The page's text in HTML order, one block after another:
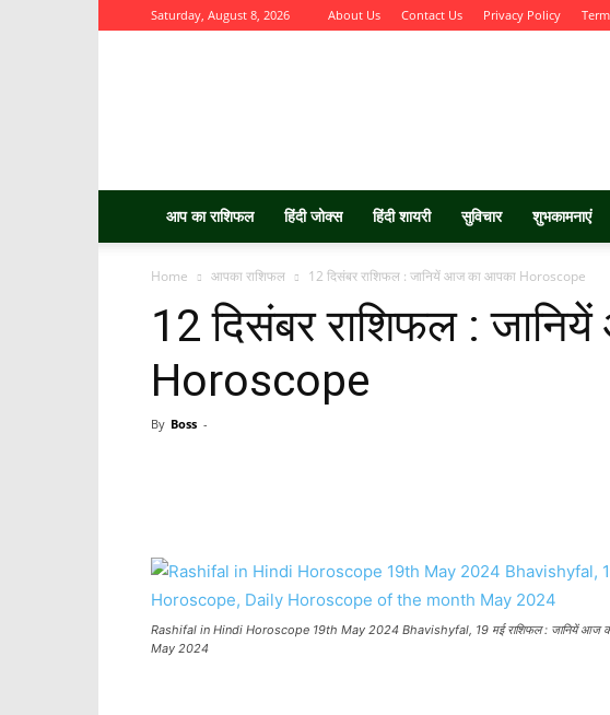
Saturday, August 8, 2026 About Us Contact Us Privacy Policy
आप का राशिफल हिंदी जोक्स हिंदी शायरी सुविचार शुभकामनाएं
Home आपका राशिफल 12 दिसंबर राशिफल : जानियें आज का आपका Horoscope
12 दिसंबर राशिफल :
Horoscope
By Boss -
Rashifal in Hindi Horoscope 19th May 2024 Bhavishyfal, 19 मई राशिफल : जानियें
May 2024